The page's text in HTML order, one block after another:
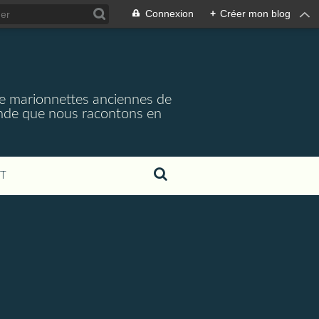
Connexion + Créer mon blog
marionnettes anciennes de
que nous racontons en